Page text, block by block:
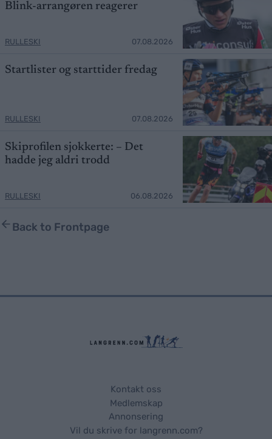
Blink-arrangøren reagerer
RULLESKI 07.08.2026
Startlister og starttider fredag
RULLESKI 07.08.2026
Skiprofilen sjokkerte: – Det
hadde jeg aldri trodd
RULLESKI 06.08.2026
Back to Frontpage
Kontakt oss
Medlemskap
Annonsering
Vil du skrive for langrenn.com?